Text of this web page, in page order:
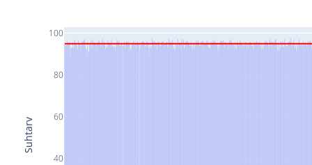
40
60
80
100
Suhtarv